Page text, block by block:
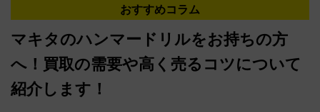
おすすめコラム
マキタのハンマードリルをお持ちの方
へ！買取の需要や高く売るコツについて
紹介します！